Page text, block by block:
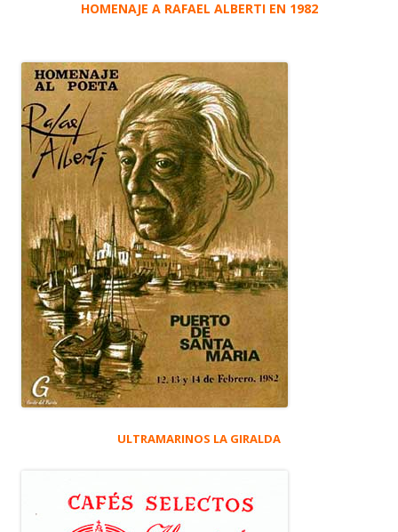
HOMENAJE A RAFAEL ALBERTI EN 1982
ULTRAMARINOS LA GIRALDA